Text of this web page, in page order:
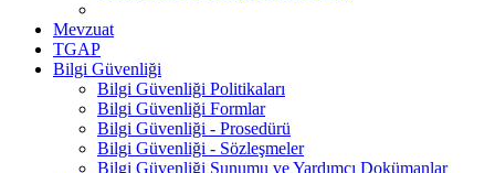
Mevzuat
TGAP
Bilgi Güvenliği
Bilgi Güvenliği Politikaları
Bilgi Güvenliği Formlar
Bilgi Güvenliği - Prosedürü
Bilgi Güvenliği - Sözleşmeler
Bilgi Güvenliği Sunumu ve Yardımcı Dokümanlar